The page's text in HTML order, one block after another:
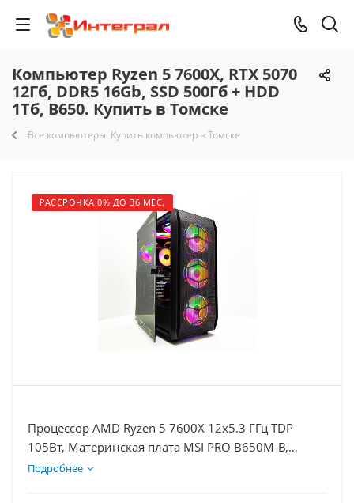
Компьютер Ryzen 5 7600X, RTX 5070
12Гб, DDR5 16Gb, SSD 500Гб + HDD
1Тб, B650. Купить в Томске
Все компьютеры. Купить компьютер в Томске
РАССРОЧКА 0% ДО 36 МЕС.
Процессор AMD Ryzen 5 7600X 12x5.3 ГГц TDP
105Вт, Материнская плата MSI PRO B650M-B,
Видеокарта RTX 5070 12Гб, Память DDR5 16Gb,
Подробнее